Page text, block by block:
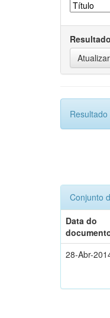
Conjunto
Data do
28-Abr-